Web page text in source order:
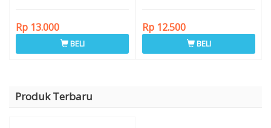
Rp 13.000
BELI
Rp 12.500
BELI
Produk Terbaru